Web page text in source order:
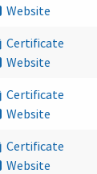
Website
Certificate
Website
Certificate
Website
Certificate
Website